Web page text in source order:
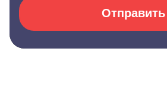
Отправить